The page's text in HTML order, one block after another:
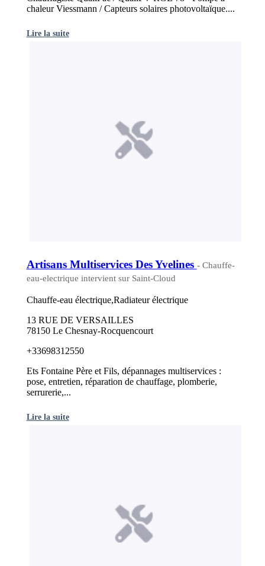
chaleur Viessmann / Capteurs solaires photovoltaïque....
Lire la suite
Artisans Multiservices Des Yvelines - Chauffe-
eau-electrique intervient sur Saint-Cloud
Chauffe-eau électrique,Radiateur électrique
13 RUE DE VERSAILLES
78150 Le Chesnay-Rocquencourt
+33698312550
Ets Fontaine Père et Fils, dépannages multiservices :
pose, entretien, réparation de chauffage, plomberie,
serrurerie,...
Lire la suite